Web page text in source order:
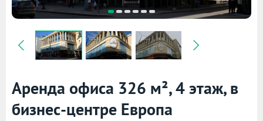
Аренда офиса 326 м², 4 этаж, в
бизнес-центре Европа